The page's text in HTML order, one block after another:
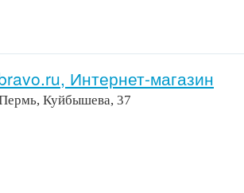
Интернет-магазин
Куйбышева, 37